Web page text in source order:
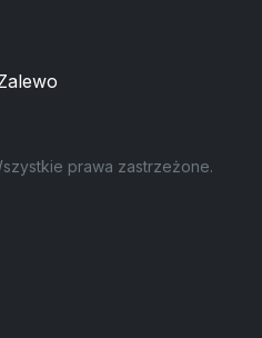
prawa zastrzeżone.